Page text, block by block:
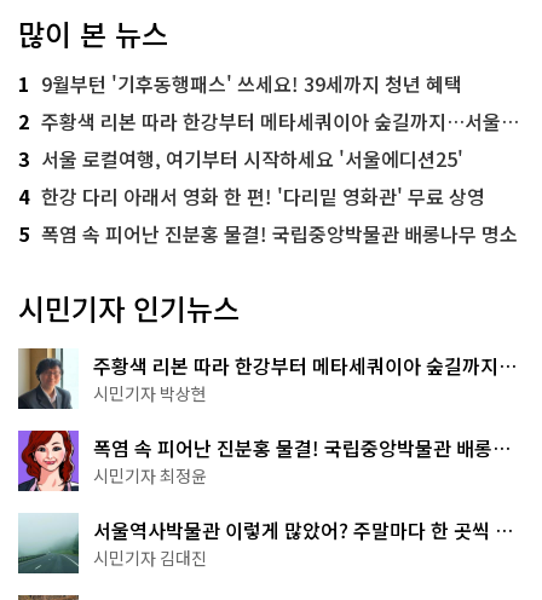
많이 본 뉴스
1 9월부턴 '기후동행패스' 쓰세요! 39세까지 청년 혜택
2 주황색 리본 따라 한강부터 메타세쿼이아 숲길까지…서울둘레길 15코스
3 서울 로컬여행, 여기부터 시작하세요 '서울에디션25'
4 한강 다리 아래서 영화 한 편! '다리밑 영화관' 무료 상영
5 폭염 속 피어난 진분홍 물결! 국립중앙박물관 배롱나무 명소
시민기자 인기뉴스
주황색 리본 따라 한강부터 메타세쿼이아 숲길까지…
서울둘레길 15코스
시민기자 박상현
폭염 속 피어난 진분홍 물결! 국립중앙박물관 배롱나
무 명소
시민기자 최정윤
서울역사박물관 이렇게 많았어? 주말마다 한 곳씩 떠
나는 역사 산책
시민기자 김대진